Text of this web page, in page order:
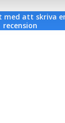
med att skriva
recension